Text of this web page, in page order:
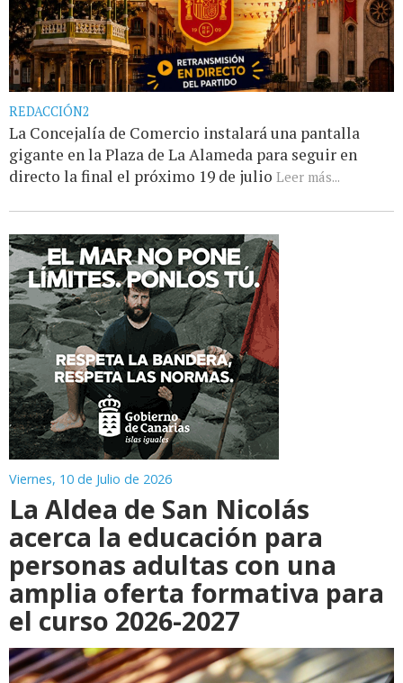
REDACCIÓN2
La Concejalía de Comercio instalará una pantalla
gigante en la Plaza de La Alameda para seguir en
directo la final el próximo 19 de julio Leer más...
Viernes, 10 de Julio de 2026
La Aldea de San Nicolás
acerca la educación para
personas adultas con una
amplia oferta formativa para
el curso 2026-2027